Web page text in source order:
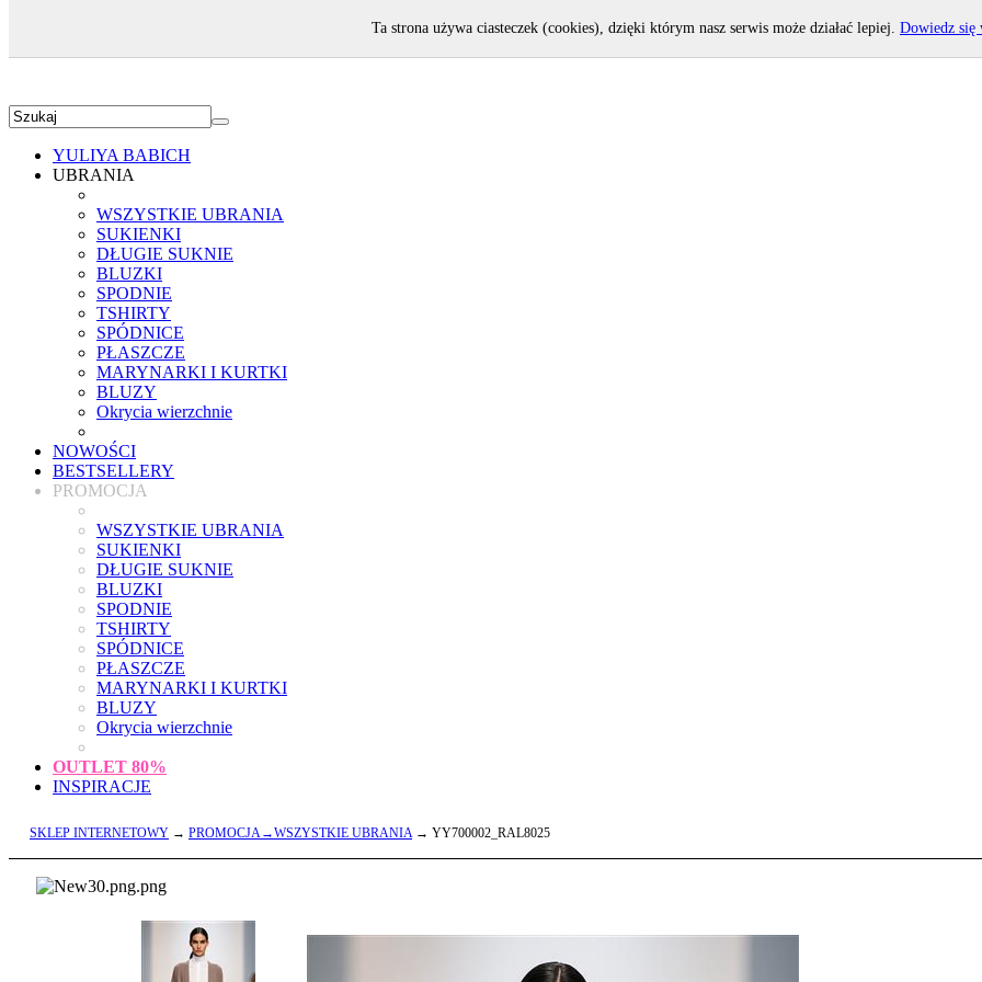
YULIYA BABICH
UBRANIA
WSZYSTKIE UBRANIA
SUKIENKI
DŁUGIE SUKNIE
BLUZKI
SPODNIE
TSHIRTY
SPÓDNICE
PŁASZCZE
MARYNARKI I KURTKI
BLUZY
Okrycia wierzchnie
NOWOŚCI
BESTSELLERY
PROMOCJA
WSZYSTKIE UBRANIA
SUKIENKI
DŁUGIE SUKNIE
BLUZKI
SPODNIE
TSHIRTY
SPÓDNICE
PŁASZCZE
MARYNARKI I KURTKI
BLUZY
Okrycia wierzchnie
OUTLET 80%
INSPIRACJE
SKLEP INTERNETOWY → PROMOCJA→WSZYSTKIE UBRANIA→ YY700002_RAL8025
Ta strona używa ciasteczek (cookies), dzięki którym nasz serwis może działać lepiej. Dowiedz się